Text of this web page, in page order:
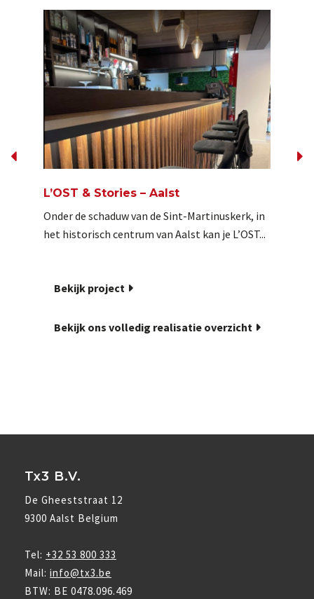
L’OST & Stories – Aalst
Onder de schaduw van de Sint-Martinuskerk, in
het historisch centrum van Aalst kan je L’OST...
Bekijk project
Bekijk ons volledig realisatie overzicht
Tx3 B.V.
De Gheeststraat 12
9300 Aalst Belgium
Tel: +32 53 800 333
Mail: info@tx3.be
BTW: BE 0478.096.469